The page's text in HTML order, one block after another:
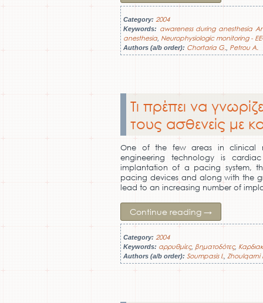
Category: 2004
Keywords: awareness during anesthesia
anesthesia Neurophysiologic monitoring -
Authors (a/b order): Chortaria G. Petrou A.
Τι πρέπει να
τους ασθενείς με
One of the few areas in clinical
engineering technology is
implantation of a pacing system,
pacing devices and along with the
lead to an increasing number of
Continue reading →
Category: 2004
Keywords: αρρυθμίες, βηματοδότες,
Authors (a/b order): Soumpasis I. Zhoulqarni